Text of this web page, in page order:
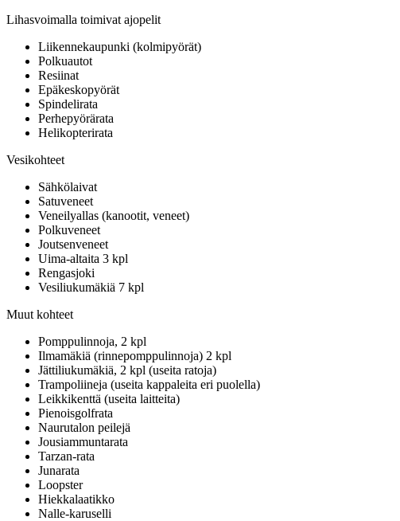
Lihasvoimalla toimivat ajopelit
Liikennekaupunki (kolmipyörät)
Polkuautot
Resiinat
Epäkeskopyörät
Spindelirata
Perhepyörärata
Helikopterirata
Vesikohteet
Sähkölaivat
Satuveneet
Veneilyallas (kanootit, veneet)
Polkuveneet
Joutsenveneet
Uima-altaita 3 kpl
Rengasjoki
Vesiliukumäkiä 7 kpl
Muut kohteet
Pomppulinnoja, 2 kpl
Ilmamäkiä (rinnepomppulinnoja) 2 kpl
Jättiliukumäkiä, 2 kpl (useita ratoja)
Trampoliineja (useita kappaleita eri puolella)
Leikkikenttä (useita laitteita)
Pienoisgolfrata
Naurutalon peilejä
Jousiammuntarata
Tarzan-rata
Junarata
Loopster
Hiekkalaatikko
Nalle-karuselli